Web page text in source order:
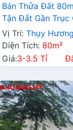
Bán Thửa Đất
Tận Đất Gần Trục
Vị Trí: Thụy Hương
Diện Tích: 80m²
Giá:3-3.5 Tỉ
CHƯƠNG MỸ